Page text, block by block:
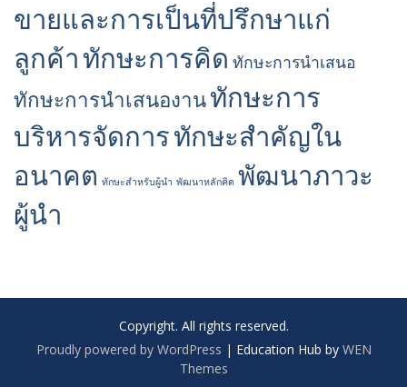
ขายและการเป็นที่ปรึกษาแก่
ลูกค้าทักษะการคิด ทักษะการนำเสนอ
ทักษะการนำเสนองานทักษะการ
บริหารจัดการทักษะสำคัญใน
อนาคต ทักษะสำหรับผู้นำ พัฒนาหลักคิด พัฒนา​ภาวะ
ผู้นำ
Copyright. All rights reserved.
Proudly powered by WordPress | Education Hub by WEN
Themes